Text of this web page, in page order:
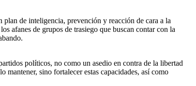
plan de inteligencia, prevención y reacción de cara a la
afanes de grupos de trasiego que buscan contar con la
políticos, no como un asedio en contra de la libertad
sino fortalecer estas capacidades, así como